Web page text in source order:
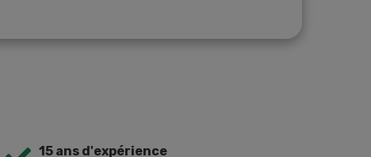
15 ans d'expérience